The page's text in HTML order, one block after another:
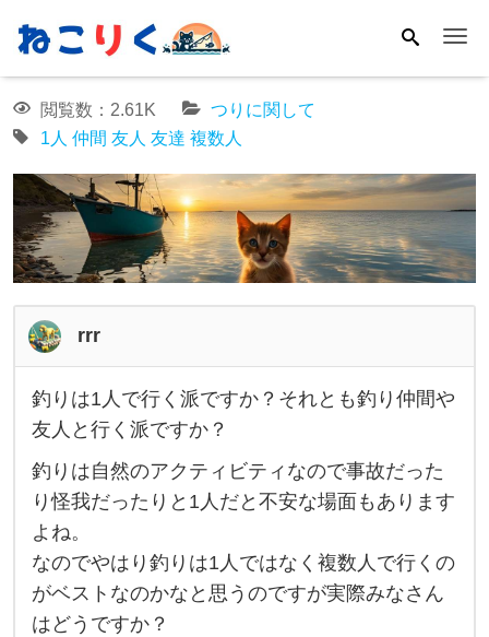
閲覧数：2.61K
つりに関して
1人 仲間 友人 友達 複数人
rrr
釣
は
1
人
で
行
釣りは1人で行く派ですか？それとも釣り仲間や
友人と行く派ですか？
釣りは自然のアクティビティなので事故だった
り怪我だったりと1人だと不安な場面もあります
よね。
なのでやはり釣りは1人ではなく複数人で行くの
がベストなのかなと思うのですが実際みなさん
はどうですか？